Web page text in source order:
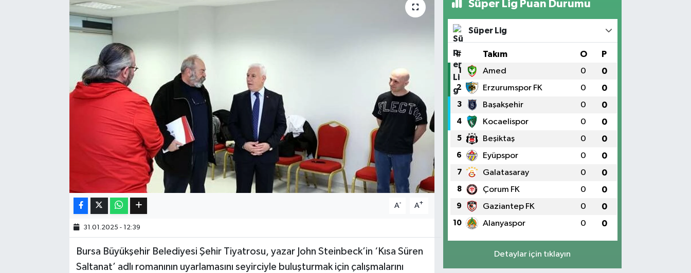
A- A+
31.01.2025 - 12:39
Bursa Büyükşehir Belediyesi Şehir Tiyatrosu, yazar John Steinbeck’in ‘Kısa Süren
Saltanat’ adlı romanının uyarlamasını seyirciyle buluşturmak için çalışmalarını
Süper Lig Puan Durumu
Süper Lig
# Takım O P
1 Amed 0 0
2 Erzurumspor FK 0 0
3 Başakşehir 0 0
4 Kocaelispor 0 0
5 Beşiktaş 0 0
6 Eyüpspor 0 0
7 Galatasaray 0 0
8 Çorum FK 0 0
9 Gaziantep FK 0 0
10 Alanyaspor 0 0
Detaylar için tıklayın
Kültür & Sanat
Bilim, Teknoloji